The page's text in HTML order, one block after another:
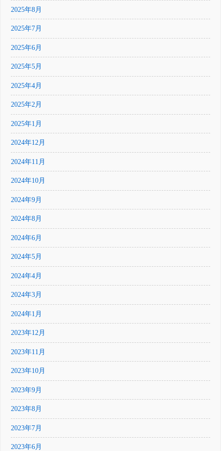
2025年8月
2025年7月
2025年6月
2025年5月
2025年4月
2025年2月
2025年1月
2024年12月
2024年11月
2024年10月
2024年9月
2024年8月
2024年6月
2024年5月
2024年4月
2024年3月
2024年1月
2023年12月
2023年11月
2023年10月
2023年9月
2023年8月
2023年7月
2023年6月